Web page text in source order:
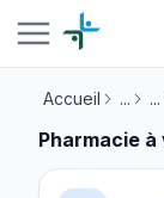
Accueil ... ...
Pharmacie